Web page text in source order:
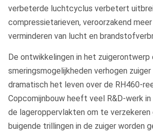
verbeterde luchtcyclus verbetert
compressietarieven, veroorzakend
verminderen van lucht en
De ontwikkelingen in het zuigerontwerp
smeringsmogelijkheden verhogen zuiger
dramatisch het leven over de RH460-
Copcomijnbouw heeft veel R&D-werk
de lageroppervlakten om te verzekeren
buigende trillingen in de zuiger worden